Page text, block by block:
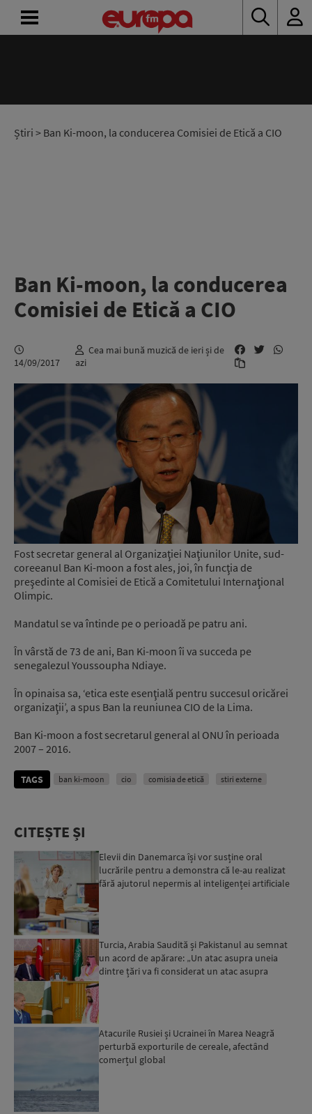
Știri > Ban Ki-moon, la conducerea Comisiei de Etică a CIO
Ban Ki-moon, la conducerea
Comisiei de Etică a CIO
14/09/2017
Cea mai bună muzică de ieri și de
azi
Fost secretar general al Organizaţiei Naţiunilor Unite, sud-
coreeanul Ban Ki-moon a fost ales, joi, în funcţia de
preşedinte al Comisiei de Etică a Comitetului Internaţional
Olimpic.
Mandatul se va întinde pe o perioadă pe patru ani.
În vârstă de 73 de ani, Ban Ki-moon îi va succeda pe
senegalezul Youssoupha Ndiaye.
În opinaisa sa, ‘etica este esenţială pentru succesul oricărei
organizaţii’, a spus Ban la reuniunea CIO de la Lima.
Ban Ki-moon a fost secretarul general al ONU în perioada
2007 – 2016.
TAGS ban ki-moon cio comisia de etică stiri externe
CITEȘTE ȘI
Elevii din Danemarca își vor susține oral
lucrările pentru a demonstra că le-au realizat
fără ajutorul nepermis al inteligenței artificiale
Turcia, Arabia Saudită și Pakistanul au semnat
un acord de apărare: „Un atac asupra uneia
dintre țări va fi considerat un atac asupra
Atacurile Rusiei și Ucrainei în Marea Neagră
perturbă exporturile de cereale, afectând
comerțul global
RADIO